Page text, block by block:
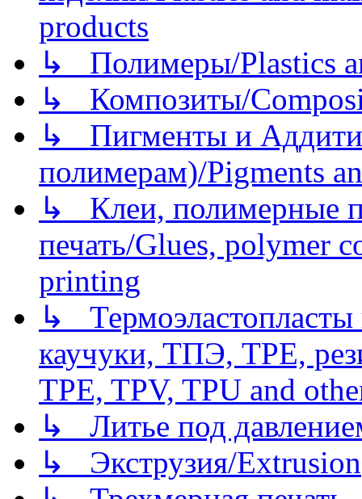
products
↳ Полимеры/Plastics
↳ Композиты/
↳ Пигменты и
полимерам)/Pigments
↳ Клеи, полимерные
печать/Glues, polymer
printing
↳
каучуки, ТПЭ, TPE,
TPE, TPV, TPU and
↳ Литье под
↳ Экструзия/Extrusion